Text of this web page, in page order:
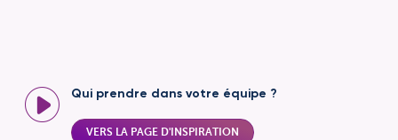
Qui prendre dans votre équipe ?
VERS LA PAGE D'INSPIRATION